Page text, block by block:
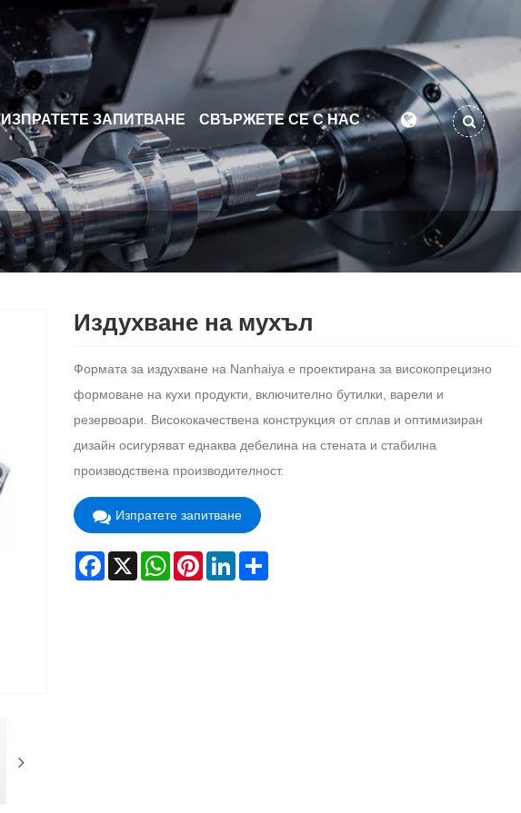
ИЗПРАТЕТЕ ЗАПИТВАНЕ СВЪРЖЕТЕ СЕ С НАС
Издухване на мухъл
Формата за издухване на Nanhaiya е проектирана за високопрецизно
формоване на кухи продукти, включително бутилки, варели и
резервоари. Висококачествена конструкция от сплав и оптимизиран
дизайн осигуряват еднаква дебелина на стената и стабилна
производствена производителност.
Изпратете запитване
Facebook
X WhatsAppPinterestLinkedInShare